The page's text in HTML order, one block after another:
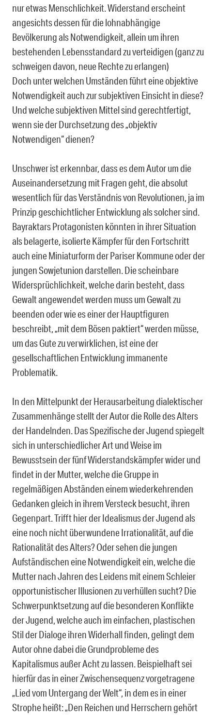
nur etwas Menschlichkeit. Widerstand erscheint
angesichts dessen für die lohnabhängige
Bevölkerung als Notwendigkeit, allein um ihren
bestehenden Lebensstandard zu verteidigen (ganz zu
schweigen davon, neue Rechte zu erlangen)
Doch unter welchen Umständen führt eine objektive
Notwendigkeit auch zur subjektiven Einsicht in diese?
Und welche subjektiven Mittel sind gerechtfertigt,
wenn sie der Durchsetzung des „objektiv
Notwendigen“ dienen?
Unschwer ist erkennbar, dass es dem Autor um die
Auseinandersetzung mit Fragen geht, die absolut
wesentlich für das Verständnis von Revolutionen, ja im
Prinzip geschichtlicher Entwicklung als solcher sind.
Bayraktars Protagonisten könnten in ihrer Situation
als belagerte, isolierte Kämpfer für den Fortschritt
auch eine Miniaturform der Pariser Kommune oder der
jungen Sowjetunion darstellen. Die scheinbare
Widersprüchlichkeit, welche darin besteht, dass
Gewalt angewendet werden muss um Gewalt zu
beenden oder wie es einer der Hauptfiguren
beschreibt, „mit dem Bösen paktiert“ werden müsse,
um das Gute zu verwirklichen, ist eine der
gesellschaftlichen Entwicklung immanente
Problematik.
In den Mittelpunkt der Herausarbeitung dialektischer
Zusammenhänge stellt der Autor die Rolle des Alters
der Handelnden. Das Spezifische der Jugend spiegelt
sich in unterschiedlicher Art und Weise im
Bewusstsein der fünf Widerstandskämpfer wider und
findet in der Mutter, welche die Gruppe in
regelmäßigen Abständen einem wiederkehrenden
Gedanken gleich in ihrem Versteck besucht, ihren
Gegenpart. Trifft hier der Idealismus der Jugend als
eine noch nicht überwundene Irrationalität, auf die
Rationalität des Alters? Oder sehen die jungen
Aufständischen eine Notwendigkeit ein, welche die
Mutter nach Jahren des Leidens mit einem Schleier
opportunistischer Illusionen zu verhüllen sucht? Die
Schwerpunktsetzung auf die besonderen Konflikte
der Jugend, welche auch im einfachen, plastischen
Stil der Dialoge ihren Widerhall finden, gelingt dem
Autor ohne dabei die Grundprobleme des
Kapitalismus außer Acht zu lassen. Beispielhaft sei
hierfür das in einer Zwischensequenz vorgetragene
„Lied vom Untergang der Welt“, in dem es in einer
Strophe heißt: „Den Reichen und Herrschern gehört